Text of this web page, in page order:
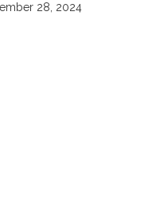
28, 2024